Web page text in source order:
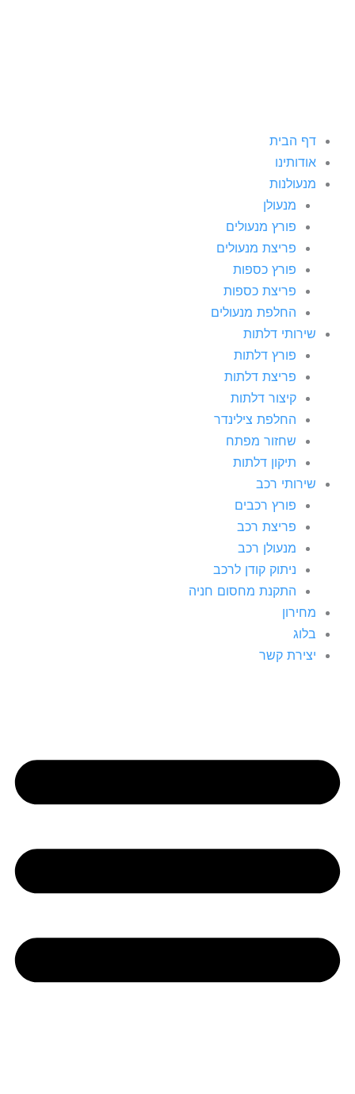
דף הבית
אודותינו
מנעולנות
מנעולן
פורץ מנעולים
פריצת מנעולים
פורץ כספות
פריצת כספות
החלפת מנעולים
שירותי דלתות
פורץ דלתות
פריצת דלתות
קיצור דלתות
החלפת צילינדר
שחזור מפתח
תיקון דלתות
שירותי רכב
פורץ רכבים
פריצת רכב
מנעולן רכב
ניתוק קודן לרכב
התקנת מחסום חניה
מחירון
בלוג
יצירת קשר